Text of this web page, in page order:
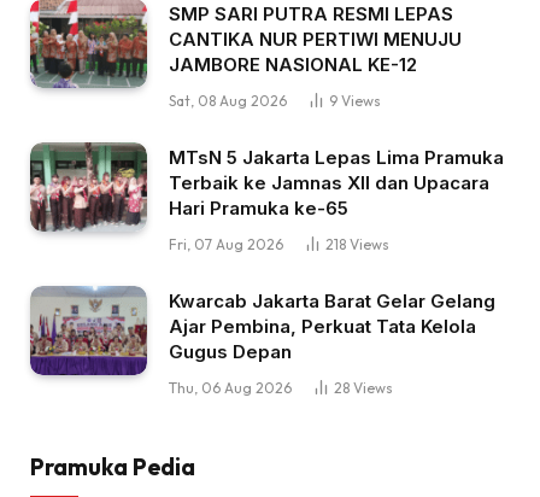
SMP SARI PUTRA RESMI LEPAS
CANTIKA NUR PERTIWI MENUJU
JAMBORE NASIONAL KE-12
Sat, 08 Aug 2026 9 Views
MTsN 5 Jakarta Lepas Lima Pramuka
Terbaik ke Jamnas XII dan Upacara
Hari Pramuka ke-65
Fri, 07 Aug 2026 218 Views
Kwarcab Jakarta Barat Gelar Gelang
Ajar Pembina, Perkuat Tata Kelola
Gugus Depan
Thu, 06 Aug 2026 28 Views
Pramuka Pedia